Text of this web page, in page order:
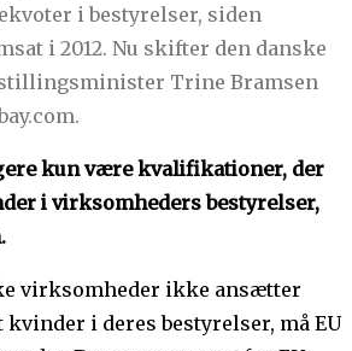
i bestyrelser, siden
i 2012. Nu skifter den danske
Trine Bramsen
kun være kvalifikationer, der
i virksomheders bestyrelser,
virksomheder ikke ansætter
i deres bestyrelser, må EU